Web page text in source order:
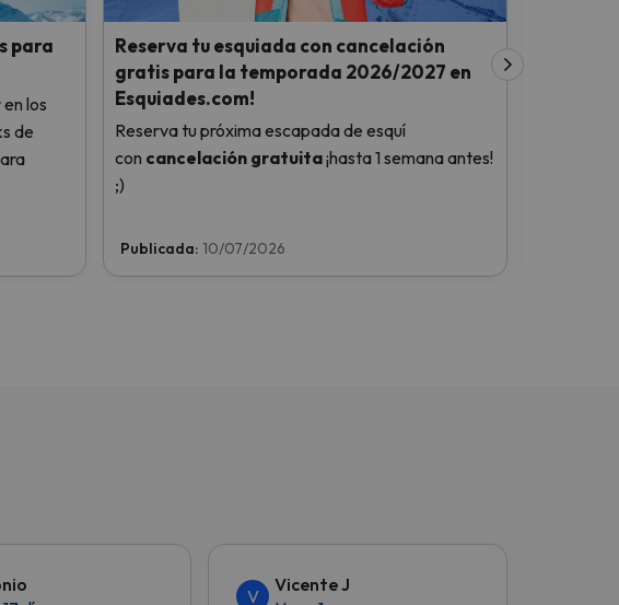
para
los
de
Reserva tu esquiada con cancelación
gratis para la temporada 2026/2027 en
Esquiades.com!
Reserva tu próxima escapada de esquí
con cancelación gratuita¡hasta 1 semana antes!
;)
Publicada: 10/07/2026
V
Vicente J